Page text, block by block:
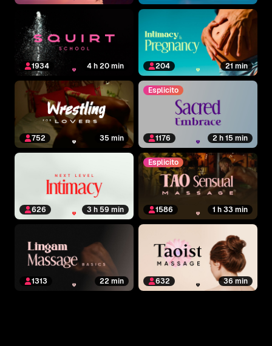
4 h 20 min
1934 21 min
204
35 min
752
Esplicito
2 h 15 min
1176
3 h 59 min
626
Esplicito
1 h 33 min
1586
22 min
1313 36 min
632